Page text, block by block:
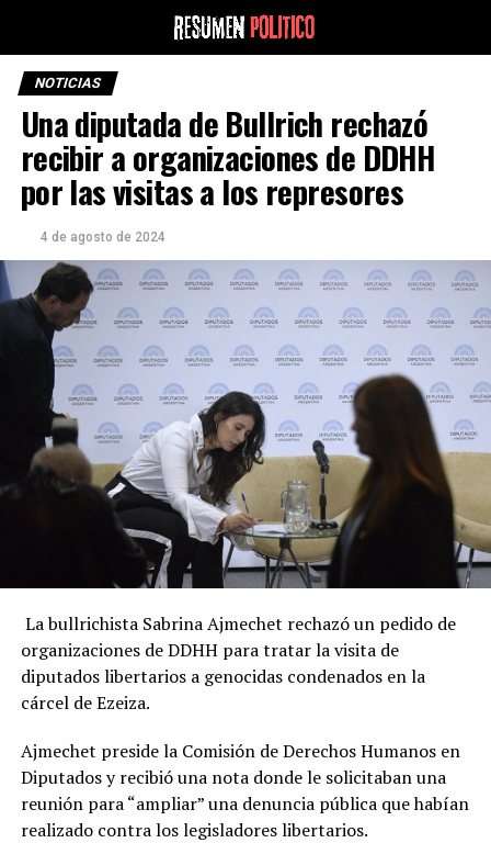
NOTICIAS
Una diputada de Bullrich rechazó
recibir a organizaciones de DDHH
por las visitas a los represores
4 de agosto de 2024
La bullrichista Sabrina Ajmechet rechazó un pedido de
organizaciones de DDHH para tratar la visita de
diputados libertarios a genocidas condenados en la
cárcel de Ezeiza.
Ajmechet preside la Comisión de Derechos Humanos en
Diputados y recibió una nota donde le solicitaban una
reunión para “ampliar” una denuncia pública que habían
realizado contra los legisladores libertarios.